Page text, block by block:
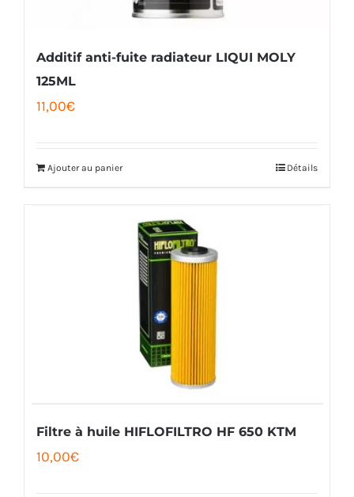
Additif anti-fuite radiateur LIQUI MOLY
125ML
11,00€
Ajouter au panier Détails
Filtre à huile HIFLOFILTRO HF 650 KTM
10,00€